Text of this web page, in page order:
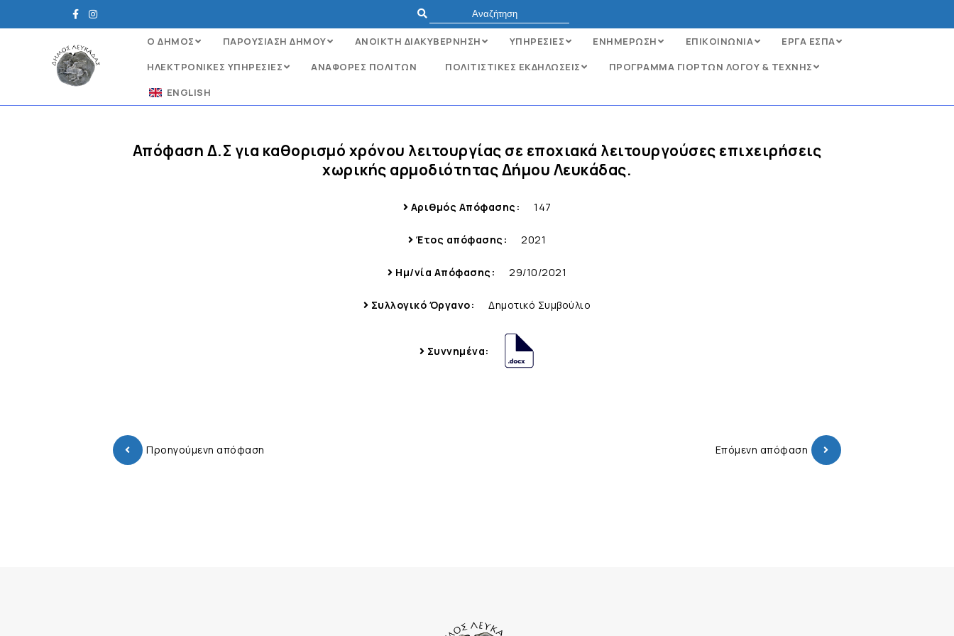
Ο ΔΗΜΟΣ ΠΑΡΟΥΣΙΑΣΗ ΔΗΜΟΥ ΑΝΟΙΚΤΗ ΔΙΑΚΥΒΕΡΝΗΣΗ ΥΠΗΡΕΣΙΕΣ ΕΝΗΜΕΡΩΣΗ ΕΠΙΚΟΙΝΩΝΙΑ
ΕΡΓΑ ΕΣΠΑ
ΗΛΕΚΤΡΟΝΙΚΈΣ ΥΠΗΡΕΣΊΕΣ
ΑΝΑΦΟΡΈΣ ΠΟΛΙΤΏΝ ΠΟΛΙΤΙΣΤΙΚΕΣ ΕΚΔΗΛΩΣΕΙΣ
ΠΡΟΓΡΑΜΜΑ ΓΙΟΡΤΩΝ ΛΟΓΟΥ & ΤΕΧΝΗΣ
ENGLISH
Απόφαση Δ.Σ για καθορισμό χρόνου λειτουργίας σε εποχιακά λειτουργούσες επιχειρήσεις
χωρικής αρμοδιότητας Δήμου Λευκάδας.
Αριθμός Απόφασης: 147
Έτος απόφασης: 2021
Ημ/νία Απόφασης: 29/10/2021
Συλλογικό Όργανο: Δημοτικό Συμβούλιο
Συννημένα:
Προηγούμενη απόφαση Επόμενη απόφαση